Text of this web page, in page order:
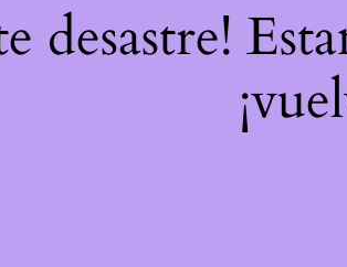
desastre!